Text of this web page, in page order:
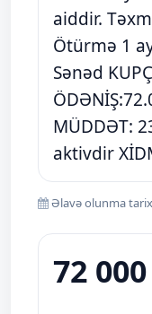
aiddir.
Ötürmə 1
Sənəd
MÜDDƏT:
aktivdir
Əlavə olunma
72 000